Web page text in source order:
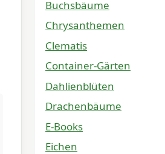
Buchsbäume
Chrysanthemen
Clematis
Container-Gärten
Dahlienblüten
Drachenbäume
E-Books
Eichen